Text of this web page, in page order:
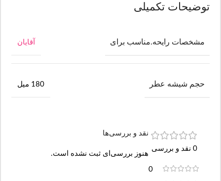
توضیحات تکمیلی
مشخصات رایحه.مناسب برای آقایان
حجم شیشه عطر 180 میل
0 نقد و بررسی
0
نقد و بررسی‌ها
هنوز بررسی‌ای ثبت نشده است.